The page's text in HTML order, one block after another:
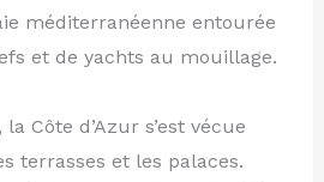
méditerranéenne entourée
et de yachts au mouillage.
Côte d’Azur s’est vécue
terrasses et les palaces.